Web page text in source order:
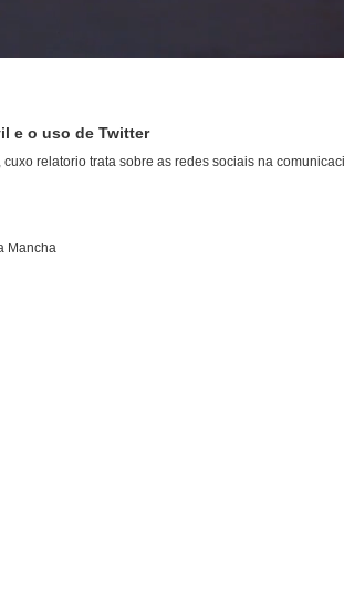
e o uso de Twitter
relatorio trata sobre as redes sociais na
Mancha